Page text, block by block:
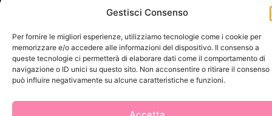
Gestisci Consenso
Per fornire le migliori esperienze, utilizziamo tecnologie come i cookie per
memorizzare e/o accedere alle informazioni del dispositivo. Il consenso a
queste tecnologie ci permetterà di elaborare dati come il comportamento di
navigazione o ID unici su questo sito. Non acconsentire o ritirare il consenso
può influire negativamente su alcune caratteristiche e funzioni.
2025 Delì | Privacy Policy Cookie Policy | Made with by
Jenny
Mina